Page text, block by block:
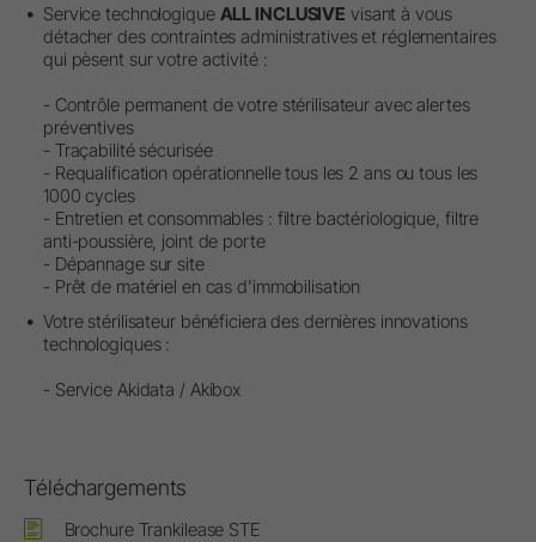
Service technologique ALL INCLUSIVE visant à vous
détacher des contraintes administratives et réglementaires
qui pèsent sur votre activité :
- Contrôle permanent de votre stérilisateur avec alertes
préventives
- Traçabilité sécurisée
- Requalification opérationnelle tous les 2 ans ou tous les
1000 cycles
- Entretien et consommables : filtre bactériologique, filtre
anti-poussière, joint de porte
- Dépannage sur site
- Prêt de matériel en cas d'immobilisation
Votre stérilisateur bénéficiera des dernières innovations
technologiques :
- Service Akidata / Akibox
Téléchargements
Brochure Trankilease STE